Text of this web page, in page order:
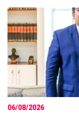
06/08/2026